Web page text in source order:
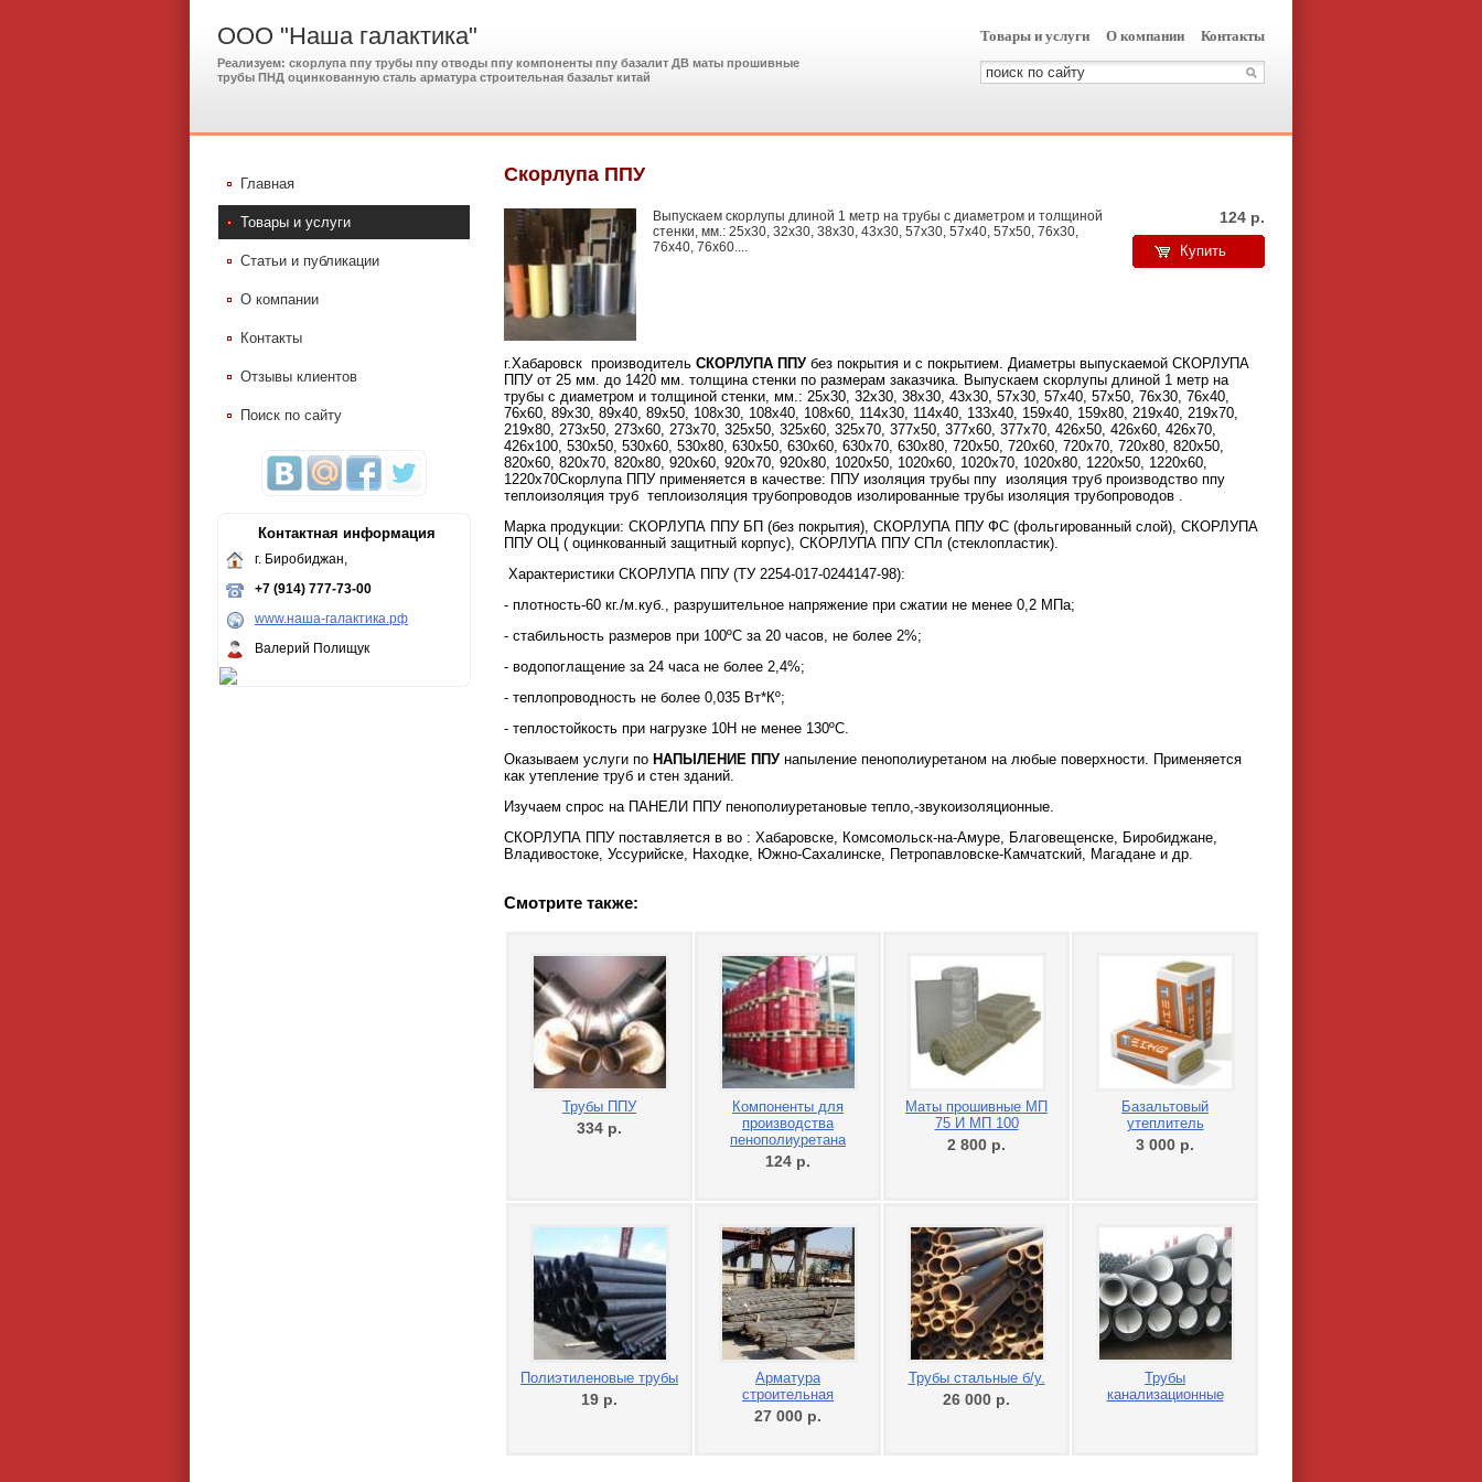
ООО "Наша галактика"
Реализуем: скорлупа ппу трубы ппу отводы ппу компоненты ппу базалит ДВ маты прошивные
трубы ПНД оцинкованную сталь арматура строительная базальт китай
Товары и услуги О компании Контакты
Скорлупа ППУ
Выпускаем скорлупы длиной 1 метр на трубы с диаметром и толщиной
стенки, мм.: 25х30, 32х30, 38х30, 43х30, 57х30, 57х40, 57х50, 76х30,
76х40, 76х60....
124 р.
Купить
г.Хабаровск производитель СКОРЛУПА ППУ без покрытия и с покрытием. Диаметры выпускаемой СКОРЛУПА
ППУ от 25 мм. до 1420 мм. толщина стенки по размерам заказчика. Выпускаем скорлупы длиной 1 метр на
трубы с диаметром и толщиной стенки, мм.: 25х30, 32х30, 38х30, 43х30, 57х30, 57х40, 57х50, 76х30, 76х40,
76х60, 89х30, 89х40, 89х50, 108х30, 108х40, 108х60, 114х30, 114х40, 133х40, 159х40, 159х80, 219х40, 219х70,
219х80, 273х50, 273х60, 273х70, 325х50, 325х60, 325х70, 377х50, 377х60, 377х70, 426х50, 426х60, 426х70,
426х100, 530х50, 530х60, 530х80, 630х50, 630х60, 630х70, 630х80, 720х50, 720х60, 720х70, 720х80, 820х50,
820х60, 820х70, 820х80, 920х60, 920х70, 920х80, 1020х50, 1020х60, 1020х70, 1020х80, 1220х50, 1220х60,
1220х70Скорлупа ППУ применяется в качестве: ППУ изоляция трубы ппу изоляция труб производство ппу
теплоизоляция труб теплоизоляция трубопроводов изолированные трубы изоляция трубопроводов .
Марка продукции: СКОРЛУПА ППУ БП (без покрытия), СКОРЛУПА ППУ ФС (фольгированный слой), СКОРЛУПА
ППУ ОЦ ( оцинкованный защитный корпус), СКОРЛУПА ППУ СПл (стеклопластик).
Характеристики СКОРЛУПА ППУ (ТУ 2254-017-0244147-98):
- плотность-60 кг./м.куб., разрушительное напряжение при сжатии не менее 0,2 МПа;
- стабильность размеров при 100ºС за 20 часов, не более 2%;
- водопоглащение за 24 часа не более 2,4%;
- теплопроводность не более 0,035 Вт*Кº;
- теплостойкость при нагрузке 10Н не менее 130ºС.
Оказываем услуги по НАПЫЛЕНИЕ ППУ напыление пенополиуретаном на любые поверхности. Применяется
как утепление труб и стен зданий.
Изучаем спрос на ПАНЕЛИ ППУ пенополиуретановые тепло,-звукоизоляционные.
СКОРЛУПА ППУ поставляется в во : Хабаровске, Комсомольск-на-Амуре, Благовещенске, Биробиджане,
Владивостоке, Уссурийске, Находке, Южно-Сахалинске, Петропавловске-Камчатский, Магадане и др.
Смотрите также:
Трубы ППУ
334 р.
Компоненты для
производства
пенополиуретана
124 р.
Маты прошивные МП
75 И МП 100
2 800 р.
Базальтовый
утеплитель
3 000 р.
Полиэтиленовые трубы
19 р.
Арматура
строительная
27 000 р.
Трубы стальные б/у.
26 000 р.
Трубы
канализационные
Главная
Товары и услуги
Статьи и публикации
О компании
Контакты
Отзывы клиентов
Поиск по сайту
Контактная информация
г. Биробиджан,
+7 (914) 777-73-00
www.наша-галактика.рф
Валерий Полищук